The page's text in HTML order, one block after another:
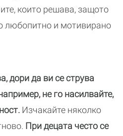
които решава, защото
любопитно и мотивирано
дори да ви се струва
не го насилвайте,
Изчакайте няколко
При децата често се